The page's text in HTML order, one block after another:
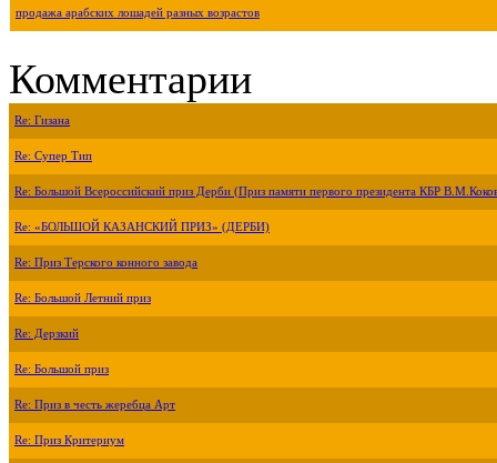
продажа арабских лошадей разных возрастов
Комментарии
Re: Гизана
Re: Супер Тип
Re: Большой Всероссийский приз Дерби (Приз памяти первого президента КБР
Re: «БОЛЬШОЙ КАЗАНСКИЙ ПРИЗ» (ДЕРБИ)
Re: Приз Терского конного завода
Re: Большой Летний приз
Re: Дерзкий
Re: Большой приз
Re: Приз в честь жеребца Арт
Re: Приз Критериум